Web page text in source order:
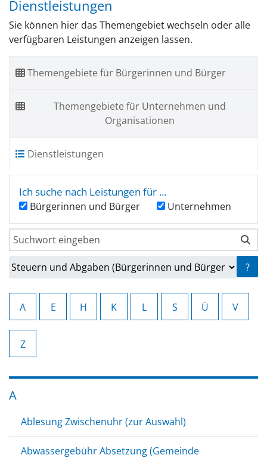
Dienstleistungen
Sie können hier das Themengebiet wechseln oder alle
verfügbaren Leistungen anzeigen lassen.
Themengebiete für Bürgerinnen und Bürger
Themengebiete für Unternehmen und
Organisationen
Dienstleistungen
Ich suche nach Leistungen für ...
Bürgerinnen und Bürger Unternehmen
Sie können hier das Themengebiet wechseln oder alle
?
A E H K L S Ü V
Z
A
Ablesung Zwischenuhr (zur Auswahl)
Abwassergebühr Absetzung (Gemeinde